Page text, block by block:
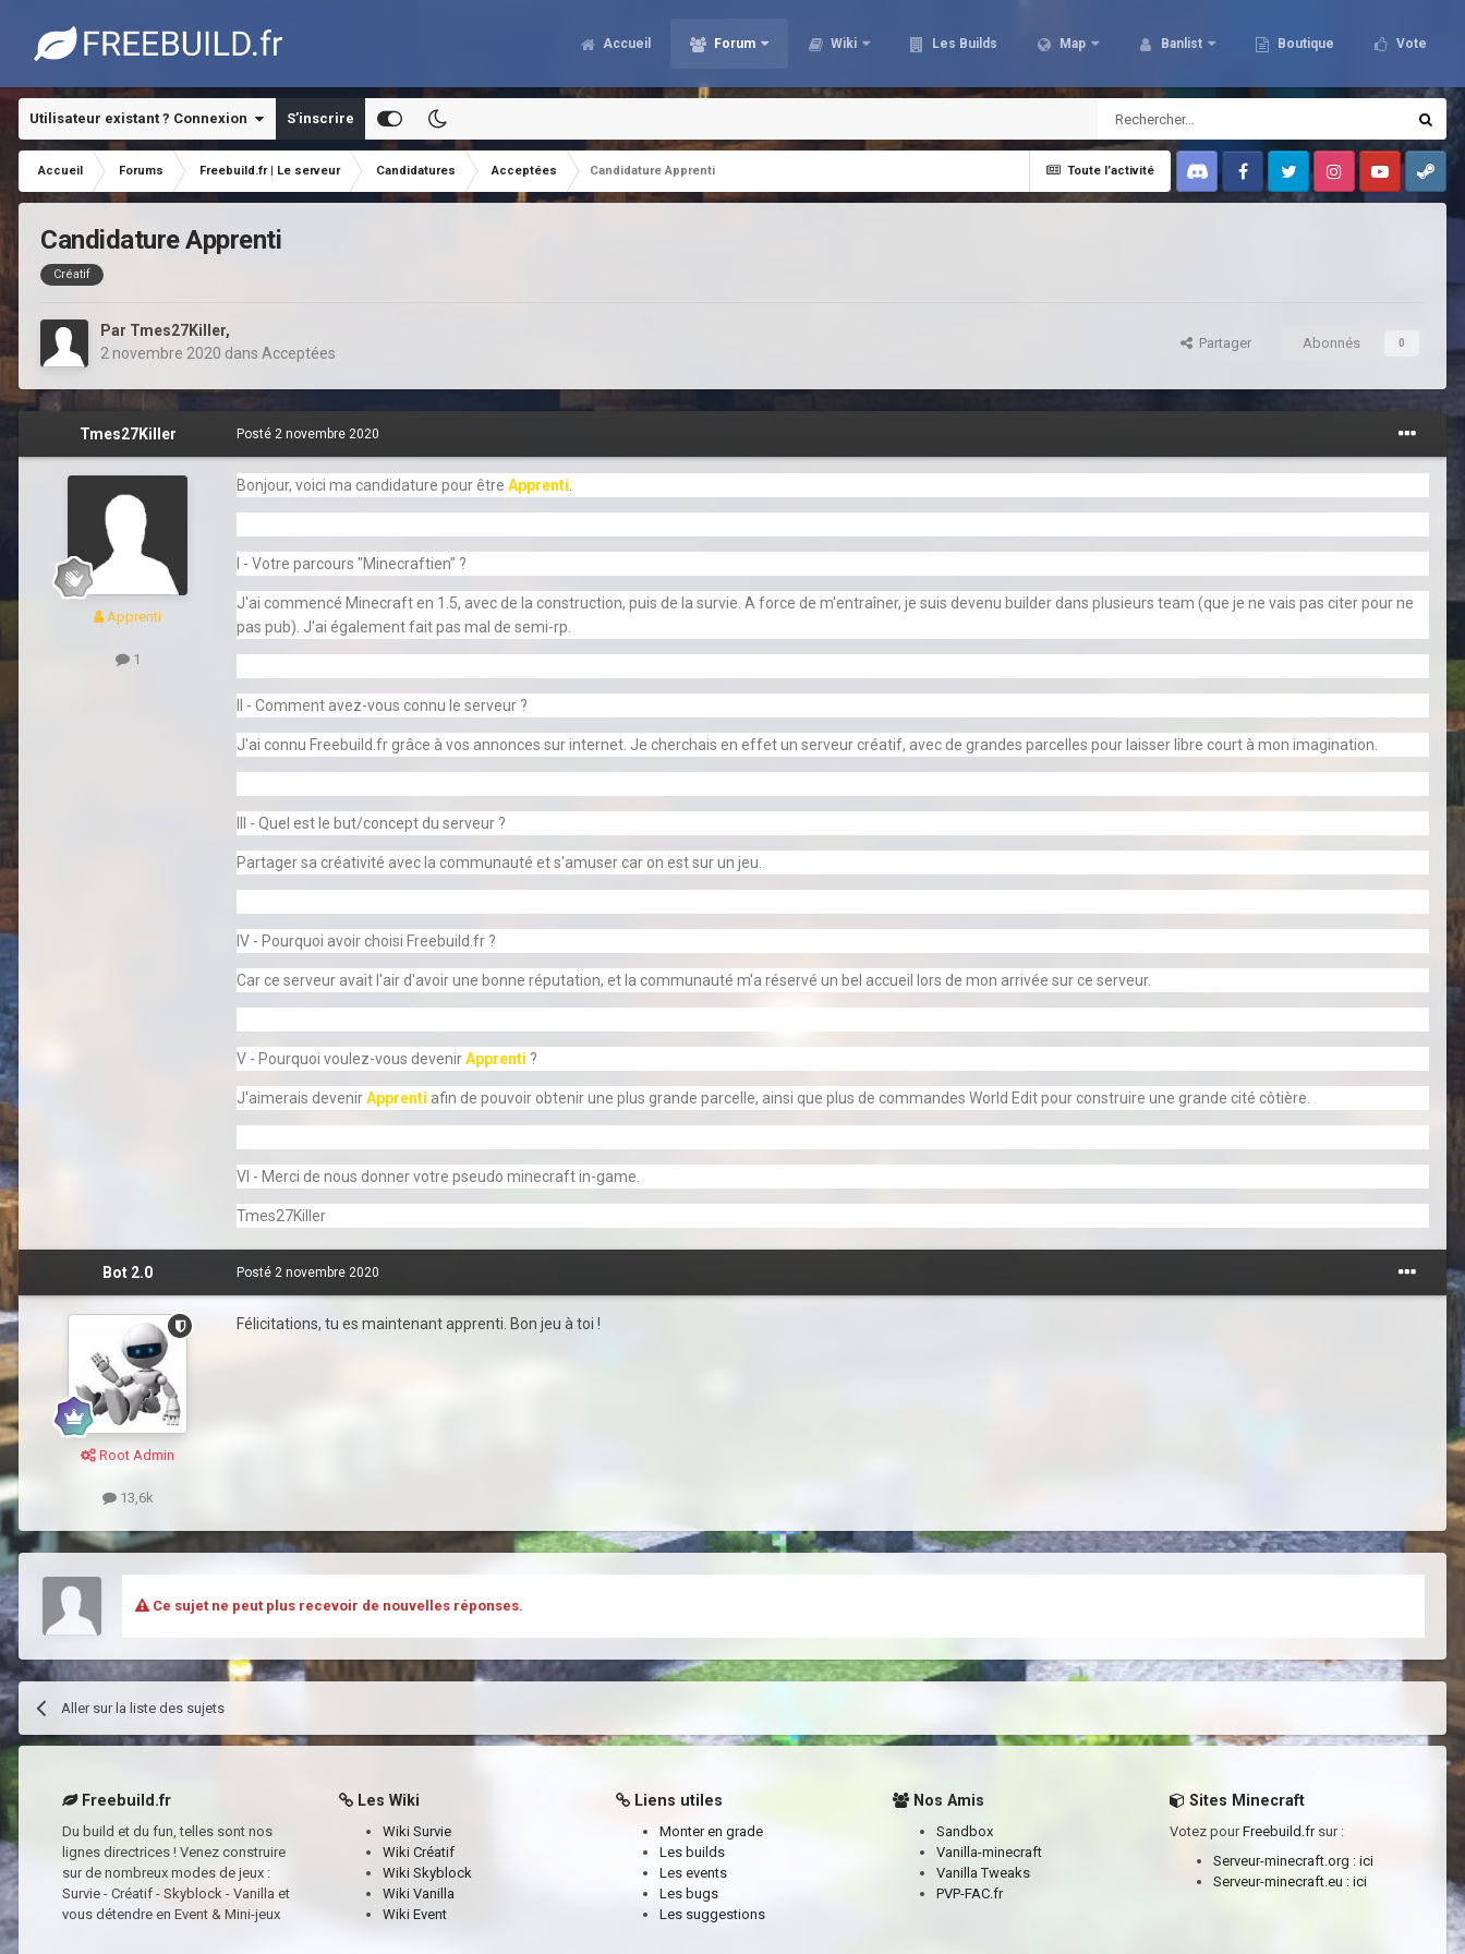
Accueil Forum Wiki Les Builds Map Banlist Boutique Vote
Utilisateur existant ? Connexion S’inscrire
Toute l’activité
Accueil Forums Freebuild.fr | Le serveur Candidatures Acceptées
Candidature Apprenti
Discord FacebookTwitter InstagramYoutubeSteam
Candidature Apprenti
Créatif
Par Tmes27Killer,
2 novembre 2020 dans Acceptées
Partager Abonnés 0
Tmes27Killer
Apprenti
1
Posté 2 novembre 2020
Bonjour, voici ma candidature pour être Apprenti.
I - Votre parcours "Minecraftien" ?
J'ai commencé Minecraft en 1.5, avec de la construction, puis de la survie. A force de m'entraîner, je suis devenu builder dans plusieurs team (que je ne vais pas citer pour ne
pas pub). J'ai également fait pas mal de semi-rp.
II - Comment avez-vous connu le serveur ?
J'ai connu Freebuild.fr grâce à vos annonces sur internet. Je cherchais en effet un serveur créatif, avec de grandes parcelles pour laisser libre court à mon imagination.
III - Quel est le but/concept du serveur ?
Partager sa créativité avec la communauté et s'amuser car on est sur un jeu.
IV - Pourquoi avoir choisi Freebuild.fr ?
Car ce serveur avait l'air d'avoir une bonne réputation, et la communauté m'a réservé un bel accueil lors de mon arrivée sur ce serveur.
V - Pourquoi voulez-vous devenirApprenti ?
J'aimerais devenirApprenti afin de pouvoir obtenir une plus grande parcelle, ainsi que plus de commandes World Edit pour construire une grande cité côtière.
VI - Merci de nous donner votre pseudo minecraft in-game.
Tmes27Killer
Bot 2.0
Root Admin
13,6k
Posté 2 novembre 2020
Félicitations, tu es maintenant apprenti. Bon jeu à toi !
Ce sujet ne peut plus recevoir de nouvelles réponses.
Aller sur la liste des sujets
Freebuild.fr
Du build et du fun, telles sont nos
lignes directrices ! Venez construire
sur de nombreux modes de jeux :
Survie - Créatif - Skyblock - Vanilla et
vous détendre en Event & Mini-jeux
Les Wiki
Wiki Survie
Wiki Créatif
Wiki Skyblock
Wiki Vanilla
Wiki Event
Liens utiles
Monter en grade
Les builds
Les events
Les bugs
Les suggestions
Nos Amis
Sandbox
Vanilla-minecraft
Vanilla Tweaks
PVP-FAC.fr
Sites Minecraft
Votez pourFreebuild.frsur :
Serveur-minecraft.org : ici
Serveur-minecraft.eu : ici